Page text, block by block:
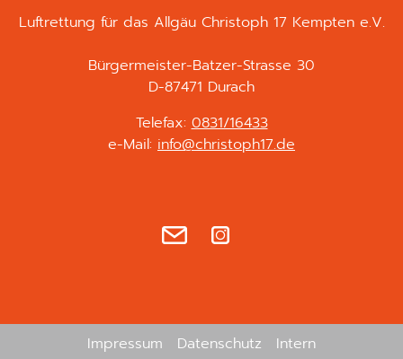
Luftrettung für das Allgäu Christoph 17 Kempten e.V.
Bürgermeister-Batzer-Strasse 30
D-87471 Durach
Telefax: 0831/16433
e-Mail: info@christoph17.de
Impressum Datenschutz Intern